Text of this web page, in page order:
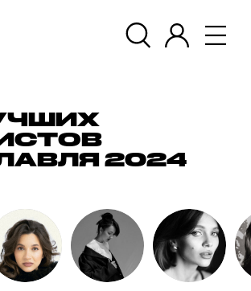
2024